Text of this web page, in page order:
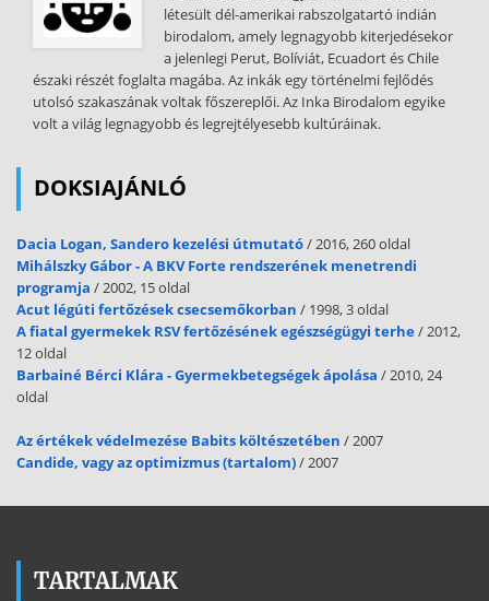
létesült dél-amerikai rabszolgatartó indián
birodalom, amely legnagyobb kiterjedésekor
a jelenlegi Perut, Bolíviát, Ecuadort és Chile
északi részét foglalta magába. Az inkák egy történelmi fejlődés
utolsó szakaszának voltak főszereplői. Az Inka Birodalom egyike
volt a világ legnagyobb és legrejtélyesebb kultúráinak.
DOKSIAJÁNLÓ
Dacia Logan, Sandero kezelési útmutató/ 2016, 260 oldal
Mihálszky Gábor - A BKV Forte rendszerének menetrendi
programja / 2002, 15 oldal
Acut légúti fertőzések csecsemőkorban / 1998, 3 oldal
A fiatal gyermekek RSV fertőzésének egészségügyi terhe/ 2012,
12 oldal
Barbainé Bérci Klára - Gyermekbetegségek ápolása / 2010, 24
oldal
Az értékek védelmezése Babits költészetében / 2007
Candide, vagy az optimizmus (tartalom)/ 2007
TARTALMAK